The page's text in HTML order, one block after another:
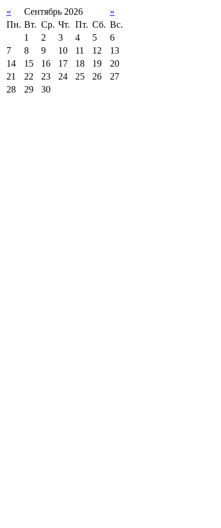
« Сентябрь 2026
»
Пн. Вт. Ср. Чт. Пт. Сб. Вс.
1
2 3 4 5
6
7
8 9 10 11 12
13
14
15 16 17 18 19
20
21
22 23 24 25 26
27
28
29 30